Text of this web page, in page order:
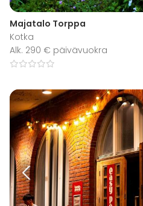
Majatalo Torppa
Kotka
Alk. 290 € päivävuokra